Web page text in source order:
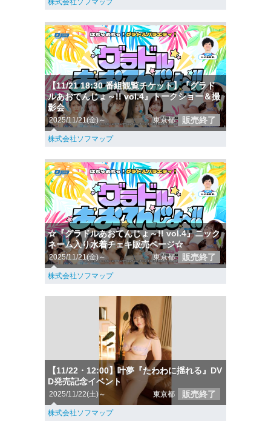
株式会社ソフマップ
【11/21 18:30 番組観覧チケット】『グラド
ルあおてんじょ～!! vol.4』トークショー＆撮
影会
2025/11/21(金)～ 東京都 販売終了
株式会社ソフマップ
☆『グラドルあおてんじょ～!! vol.4』ニック
ネーム入り水着チェキ販売ページ☆
2025/11/21(金)～ 東京都 販売終了
株式会社ソフマップ
【11/22・12:00】叶夢『たわわに揺れる』DV
D発売記念イベント
2025/11/22(土)～ 東京都 販売終了
株式会社ソフマップ